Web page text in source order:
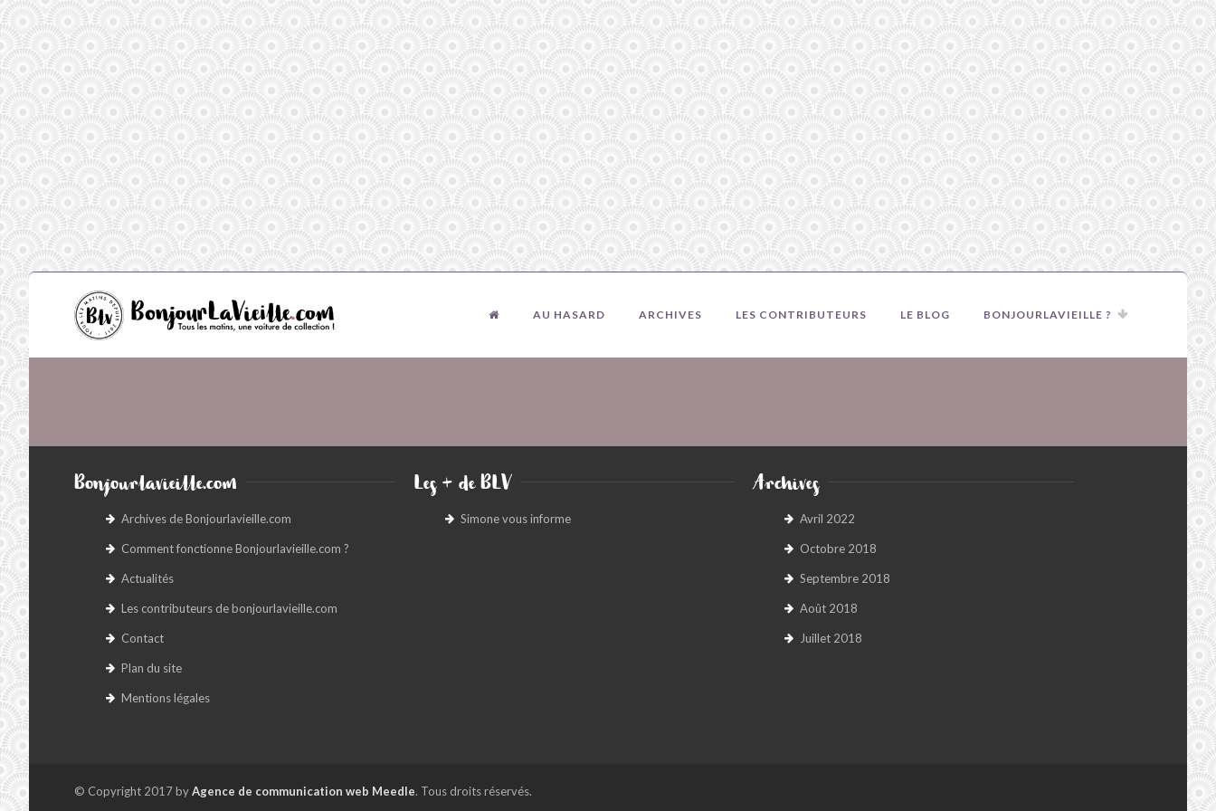
AU HASARD ARCHIVES LES CONTRIBUTEURS LE BLOG BONJOURLAVIEILLE ?
Bonjourlavieille.com
Archives de Bonjourlavieille.com
Comment fonctionne Bonjourlavieille.com ?
Actualités
Les contributeurs de bonjourlavieille.com
Contact
Plan du site
Mentions légales
Les + de BLV
Simone vous informe
Archives
Avril 2022
Octobre 2018
Septembre 2018
Août 2018
Juillet 2018
© Copyright 2017 byAgence de communication web Meedle. Tous droits réservés.